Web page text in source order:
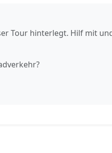
Tour hinterlegt. Hilf mit